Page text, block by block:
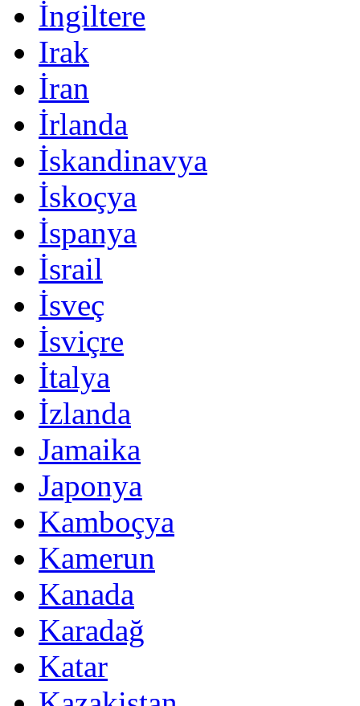
İngiltere
Irak
İran
İrlanda
İskandinavya
İskoçya
İspanya
İsrail
İsveç
İsviçre
İtalya
İzlanda
Jamaika
Japonya
Kamboçya
Kamerun
Kanada
Karadağ
Katar